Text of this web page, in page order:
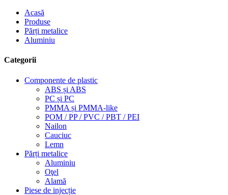
Acasă
Produse
Părți metalice
Aluminiu
Categorii
Componente de plastic
ABS și ABS
PC și PC
PMMA și PMMA-like
POM / PP / PVC / PBT / PEI
Nailon
Cauciuc
Lemn
Părți metalice
Aluminiu
Oţel
Alamă
Piese de injecție